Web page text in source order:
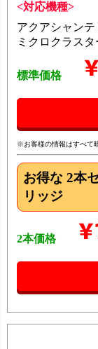
<対応機種>
アクアシャン
ミクロクラス
標準価格
※お客様の情報はすべて
お得な 2本
リッジ
2本価格